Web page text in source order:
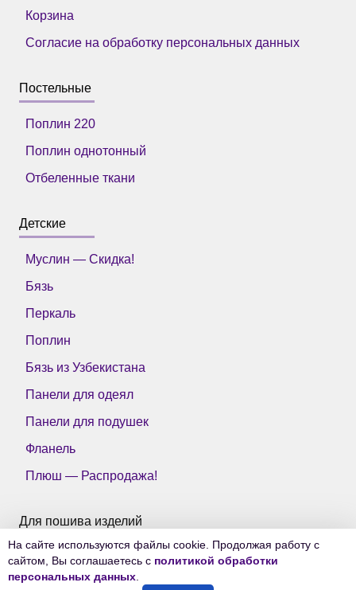
Корзина
Согласие на обработку персональных данных
Постельные
Поплин 220
Поплин однотонный
Отбеленные ткани
Детские
Муслин — Скидка!
Бязь
Перкаль
Поплин
Бязь из Узбекистана
Панели для одеял
Панели для подушек
Фланель
Плюш — Распродажа!
Для пошива изделий
Все ткани Тейково
На сайте используются файлы cookie. Продолжая работу с
сайтом, Вы соглашаетесь с политикой обработки
персональных данных